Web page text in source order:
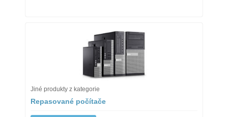
Jiné produkty z kategorie
Repasované počítače